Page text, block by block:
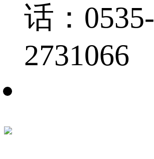
话：0535-
2731066